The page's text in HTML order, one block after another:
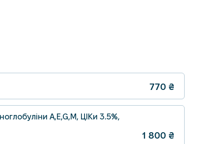
770 ₴
A,E,G,M, ЦІКи 3.5%,
1 800 ₴